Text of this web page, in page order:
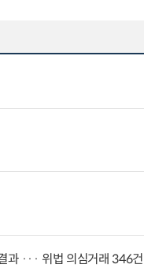
과 ··· 위법 의심거래 346